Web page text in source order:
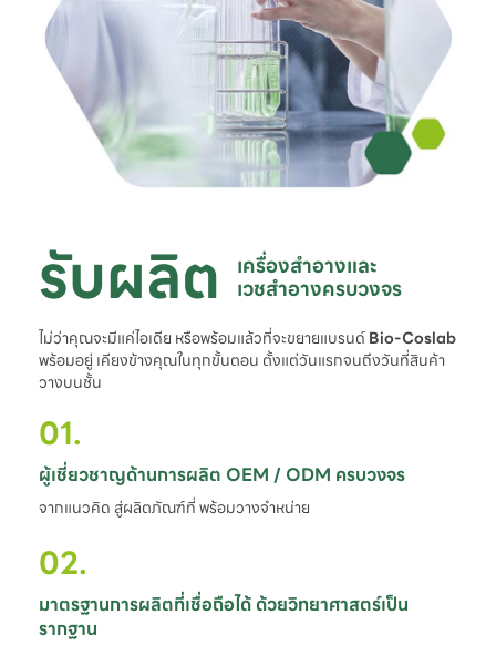
รับผลิต เครื่องสำอางและ
เวชสำอางครบวงจร
ไม่ว่าคุณจะมีแค่ไอเดีย หรือพร้อมแล้วที่จะขยายแบรนด์Bio-Coslab
พร้อมอยู่ เคียงข้างคุณในทุกขั้นตอน ตั้งแต่วันแรกจนถึงวันที่สินค้า
วางบนชั้น
01.
ผู้เชี่ยวชาญด้านการผลิต OEM / ODM ครบวงจร
จากแนวคิด สู่ผลิตภัณฑ์ที่ พร้อมวางจำหน่าย
02.
มาตรฐานการผลิตที่เชื่อถือได้ ด้วยวิทยาศาสตร์เป็น
รากฐาน